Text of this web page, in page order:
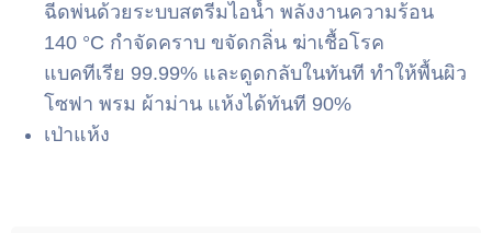
ฉีดพ่นด้วยระบบสตรีมไอน้ำ พลังงานความร้อน
140 °C กำจัดคราบ ขจัดกลิ่น ฆ่าเชื้อโรค
แบคทีเรีย 99.99% และดูดกลับในทันที ทำให้พื้นผิว
โซฟา พรม ผ้าม่าน แห้งได้ทันที 90%
เป่าแห้ง